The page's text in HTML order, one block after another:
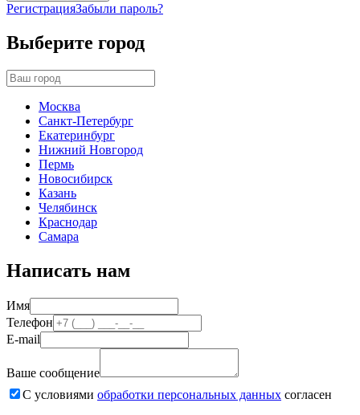
РегистрацияЗабыли пароль?
Выберите город
Москва
Санкт-Петербург
Екатеринбург
Нижний Новгород
Пермь
Новосибирск
Казань
Челябинск
Краснодар
Самара
Написать нам
Имя
Телефон
E-mail
Ваше сообщение
С условиями обработки персональных данных согласен